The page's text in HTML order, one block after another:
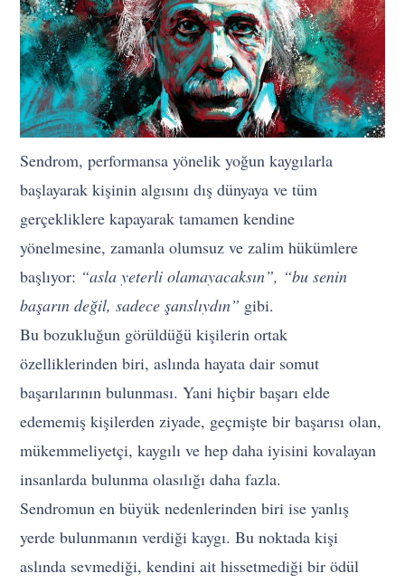
Sendrom, performansa yönelik yoğun kaygılarla
başlayarak kişinin algısını dış dünyaya ve tüm
gerçekliklere kapayarak tamamen kendine
yönelmesine, zamanla olumsuz ve zalim hükümlere
başlıyor: “asla yeterli olamayacaksın”, “bu senin
başarın değil, sadece şanslıydın” gibi.
Bu bozukluğun görüldüğü kişilerin ortak
özelliklerinden biri, aslında hayata dair somut
başarılarının bulunması. Yani hiçbir başarı elde
edememiş kişilerden ziyade, geçmişte bir başarısı olan,
mükemmeliyetçi, kaygılı ve hep daha iyisini kovalayan
insanlarda bulunma olasılığı daha fazla.
Sendromun en büyük nedenlerinden biri ise yanlış
yerde bulunmanın verdiği kaygı. Bu noktada kişi
aslında sevmediği, kendini ait hissetmediği bir ödül